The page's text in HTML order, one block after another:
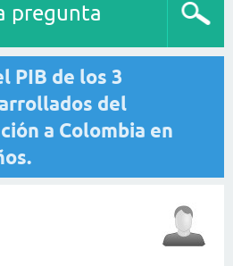
pregunta
PIB de los 3
del
a Colombia en